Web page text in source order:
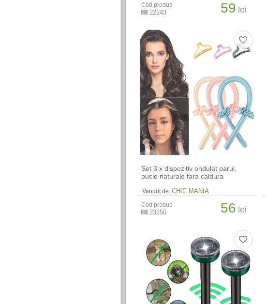
Cod produs
22243 59 lei
Set 3 x dispozitiv ondulat parul,
bucle naturale fara caldura
Vandut de: CHIC MANIA
Cod produs
23250 56 lei